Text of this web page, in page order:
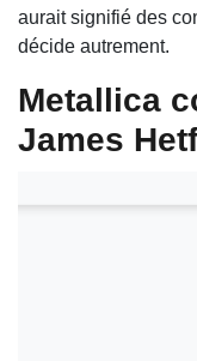
aurait signifié des
décide autrement.
Metallica
James